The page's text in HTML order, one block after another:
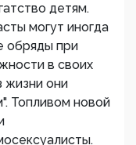
детям.
могут иногда
обряды при
в своих
жизни они
Топливом новой